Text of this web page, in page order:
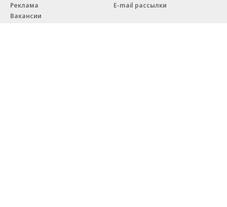
Реклама
Вакансии
E-mail рассылки